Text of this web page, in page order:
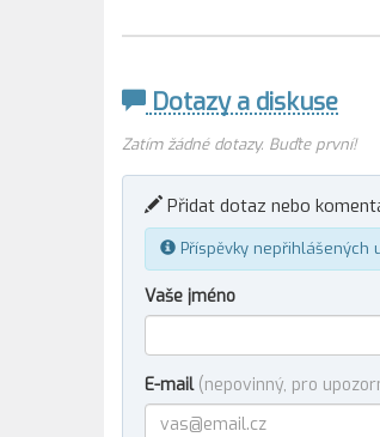
Dotazy a diskuse
Zatím žádné dotazy. Buďte první!
Přidat dotaz nebo
Příspěvky nepřihlášených
Vaše jméno
E-mail (nepovinný, pro